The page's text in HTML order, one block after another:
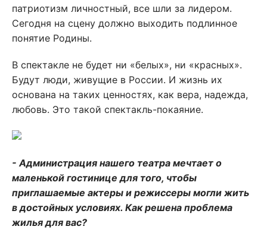
патриотизм личностный, все шли за лидером.
Сегодня на сцену должно выходить подлинное
понятие Родины.
В спектакле не будет ни «белых», ни «красных».
Будут люди, живущие в России. И жизнь их
основана на таких ценностях, как вера, надежда,
любовь. Это такой спектакль-покаяние.
- Администрация нашего театра мечтает о
маленькой гостинице для того, чтобы
приглашаемые актеры и режиссеры могли жить
в достойных условиях. Как решена проблема
жилья для вас?